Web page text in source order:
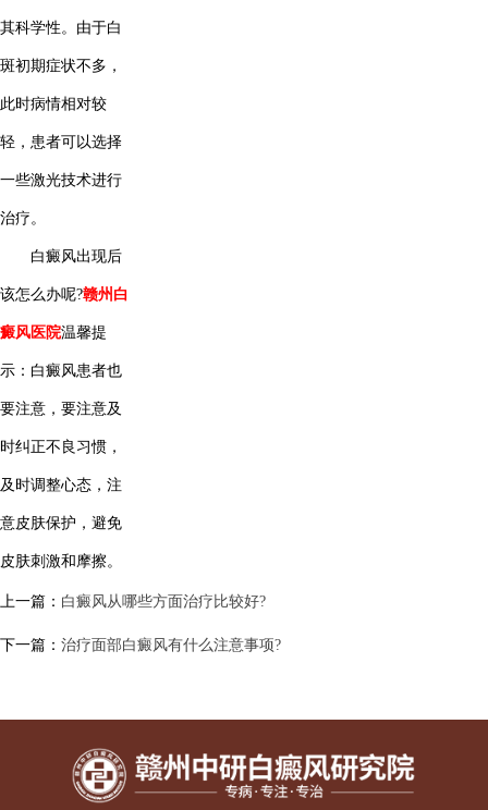
其科学性。由于白
斑初期症状不多，
此时病情相对较
轻，患者可以选择
一些激光技术进行
治疗。
白癜风出现后
该怎么办呢?赣州白
癜风医院温馨提
示：白癜风患者也
要注意，要注意及
时纠正不良习惯，
及时调整心态，注
意皮肤保护，避免
皮肤刺激和摩擦。
上一篇： 白癜风从哪些方面治疗比较好?
下一篇： 治疗面部白癜风有什么注意事项?